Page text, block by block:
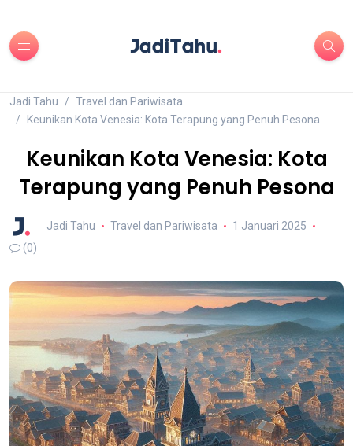
Jadi Tahu
Travel dan Pariwisata
Keunikan Kota Venesia: Kota Terapung yang Penuh Pesona
Keunikan Kota Venesia: Kota
Terapung yang Penuh Pesona
Jadi Tahu Travel dan Pariwisata
1 Januari 2025
(0)